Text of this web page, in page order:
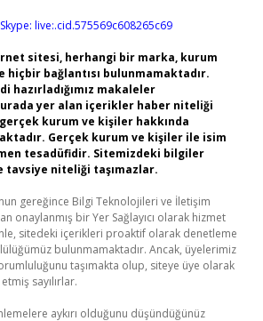
Skype: live:.cid.575569c608265c69
sitesi, herhangi bir marka, kurum
hiçbir bağlantısı bulunmamaktadır.
hazırladığımız makaleler
yer alan içerikler haber niteliği
kurum ve kişiler hakkında
Gerçek kurum ve kişiler ile isim
tesadüfidir. Sitemizdeki bilgiler
tavsiye niteliği taşımazlar.
gereğince Bilgi Teknolojileri ve İletişim
onaylanmış bir Yer Sağlayıcı olarak hizmet
sitedeki içerikleri proaktif olarak denetleme
bulunmamaktadır. Ancak, üyelerimiz
taşımakta olup, siteye üye olarak
sayılırlar.
aykırı olduğunu düşündüğünüz